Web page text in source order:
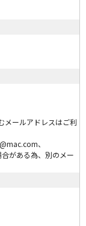
メールアドレスはご利
、
がある為、別のメー